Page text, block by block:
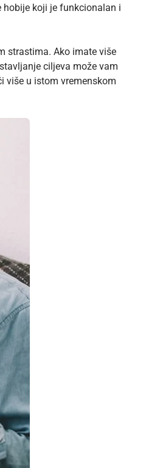
hobije koji je funkcionalan i
strastima. Ako imate više
ciljeva može vam
više u istom vremenskom